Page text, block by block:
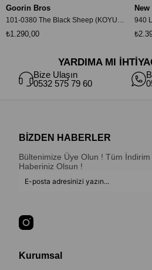
Goorin Bros
101-0380 The Black Sheep (KOYUN FİGÜRLÜ) Şapka The Black Sheep (KOYUN FİGÜRLÜ) Şapka
₺1.290,00
940
YARDIMA MI
Bize Ulaşın
0532 575 79 60
BİZDEN HABERLER
Bültenimize Üye Olun ! Tüm
Haberiniz Olsun !
Kurumsal